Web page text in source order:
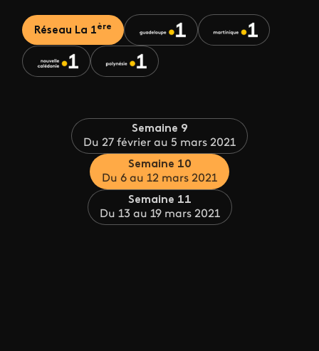
Réseau La 1ère
Semaine 9
Du 27 février au 5 mars 2021
Semaine 10
Du 6 au 12 mars 2021
Semaine 11
Du 13 au 19 mars 2021